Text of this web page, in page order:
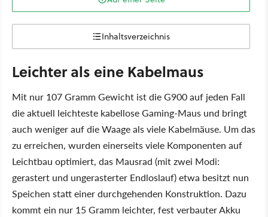
Inhaltsverzeichnis
Leichter als eine Kabelmaus
Mit nur 107 Gramm Gewicht ist die G900 auf jeden Fall
die aktuell leichteste kabellose Gaming-Maus und bringt
auch weniger auf die Waage als viele Kabelmäuse. Um das
zu erreichen, wurden einerseits viele Komponenten auf
Leichtbau optimiert, das Mausrad (mit zwei Modi:
gerastert und ungerasterter Endloslauf) etwa besitzt nun
Speichen statt einer durchgehenden Konstruktion. Dazu
kommt ein nur 15 Gramm leichter, fest verbauter Akku